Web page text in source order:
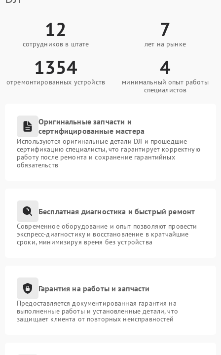
12
сотрудников в штате
7
лет на рынке
1354
отремонтированных устройств
4
минимальный опыт работы
специалистов
Оригинальные запчасти и
сертифицированные мастера
Используются оригинальные детали DJI и прошедшие
сертификацию специалисты, что гарантирует корректную
работу после ремонта и сохранение гарантийных
обязательств
Бесплатная диагностика и быстрый ремонт
Современное оборудование и опыт позволяют провести
экспресс-диагностику и восстановление в кратчайшие
сроки, минимизируя время без устройства
Гарантия на работы и запчасти
Предоставляется документированная гарантия на
выполненные работы и установленные детали, что
защищает клиента от повторных неисправностей